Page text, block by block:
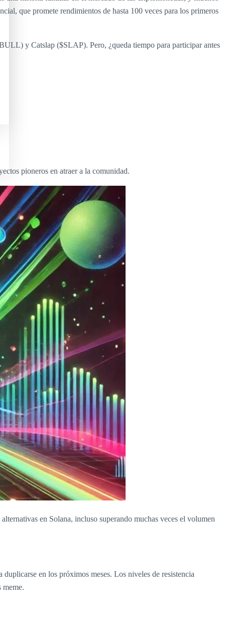
que promete rendimientos de hasta 100 veces para los primeros
y Catslap ($SLAP). Pero, ¿queda tiempo para participar antes
pioneros en atraer a la comunidad.
en Solana, incluso superando muchas veces el volumen
en los próximos meses. Los niveles de resistencia
meme.